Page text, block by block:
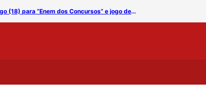
CG terá frota de ônibus reforçada neste domingo (18) para “Enem dos Concursos” e jogo decisivo da Série D